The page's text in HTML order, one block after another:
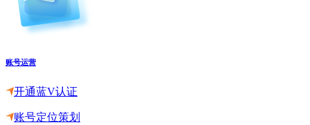
账号运营
开通蓝V认证
账号定位策划